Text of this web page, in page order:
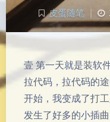
皮蛋随笔 |
壹 第一天就是装软
拉代码，拉代码的
开始，我变成了打
发生了好多的小插